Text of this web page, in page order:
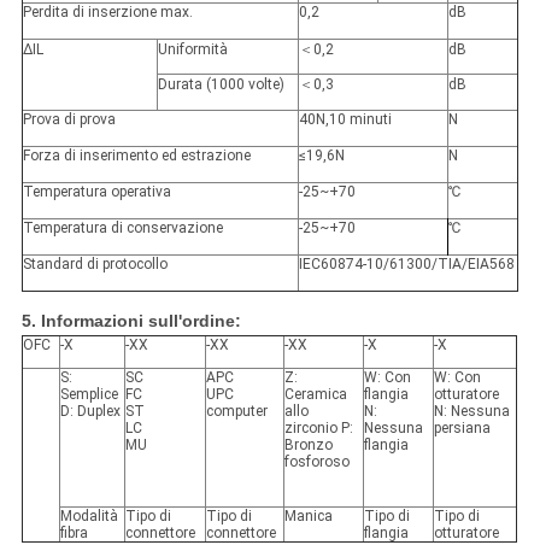
Perdita di inserzione max. 0,2 dB
∆IL Uniformità ＜ 0,2 dB
Durata (1000 volte) ＜ 0,3 dB
Prova di prova 40N,10 minuti N
Forza di inserimento ed estrazione ≤19,6N N
Temperatura operativa -25~+70 ℃
Temperatura di conservazione -25~+70 ℃
Standard di protocollo IEC60874-10/61300/TIA/EIA568
5. Informazioni sull'ordine:
OFC -X -XX -XX -XX -X
-X
S:
Semplice
D: Duplex
SC
FC
ST
LC
MU
APC
UPC
computer
Z:
Ceramica
allo
zirconio P:
Bronzo
fosforoso
W: Con
flangia
N:
Nessuna
flangia
W: Con
otturatore
N: Nessuna
persiana
Modalità
fibra
Tipo di
connettore
Tipo di
connettore
Manica
Tipo di
flangia
Tipo di
otturatore